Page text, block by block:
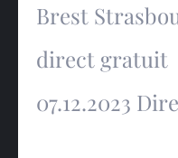
Brest
direct gratuit
07.12.2023